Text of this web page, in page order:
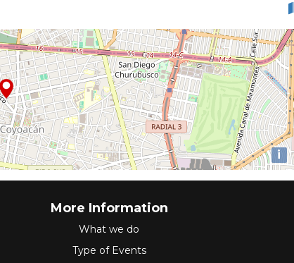
i
More Information
What we do
Type of Events